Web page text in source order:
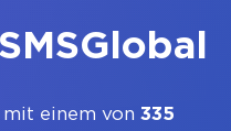
einem von 335